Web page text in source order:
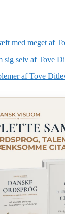
med meget af
sig selv af Tove
af Tove